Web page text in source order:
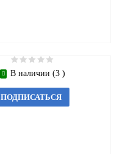
В наличии (3 )
ПОДПИСАТЬСЯ